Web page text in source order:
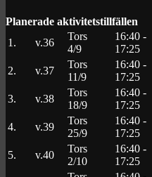
Planerade aktivitetstillfällen
1.
v.36
Tors
4/9
16:40 -
17:25
2.
v.37
Tors
11/9
16:40 -
17:25
3.
v.38
Tors
18/9
16:40 -
17:25
4.
v.39
Tors
25/9
16:40 -
17:25
5.
v.40
Tors
2/10
16:40 -
17:25